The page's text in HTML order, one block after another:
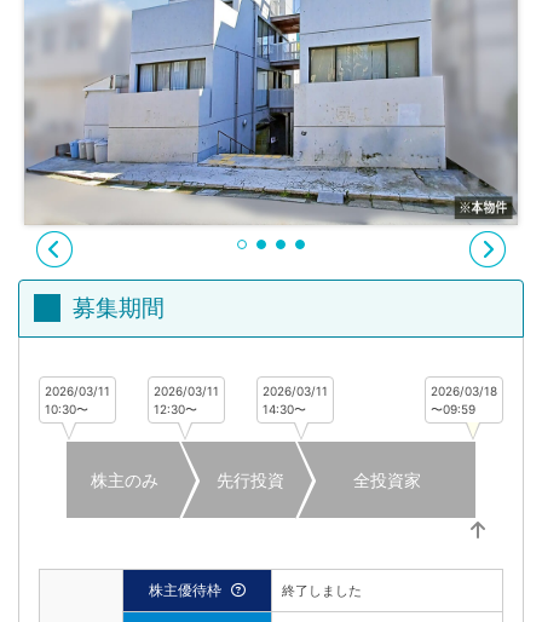
グ
で
不
動
産
投
資
OwnersBook
募集期間
2026/03/11
10:30〜
2026/03/11
12:30〜
2026/03/11
14:30〜
2026/03/18
〜09:59
株主のみ 先行投資 全投資家
株主優待枠 終了しました